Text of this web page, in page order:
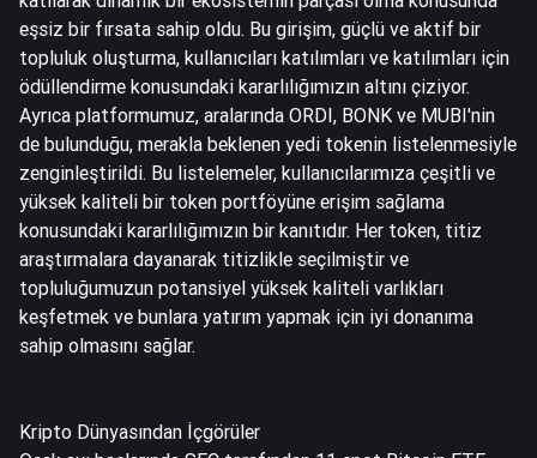
eşsiz bir fırsata sahip oldu. Bu girişim, güçlü ve aktif bir
topluluk oluşturma, kullanıcıları katılımları ve katılımları için
ödüllendirme konusundaki kararlılığımızın altını çiziyor.
Ayrıca platformumuz, aralarında ORDI, BONK ve MUBI'nin
de bulunduğu, merakla beklenen yedi tokenin listelenmesiyle
zenginleştirildi. Bu listelemeler, kullanıcılarımıza çeşitli ve
yüksek kaliteli bir token portföyüne erişim sağlama
konusundaki kararlılığımızın bir kanıtıdır. Her token, titiz
araştırmalara dayanarak titizlikle seçilmiştir ve
topluluğumuzun potansiyel yüksek kaliteli varlıkları
keşfetmek ve bunlara yatırım yapmak için iyi donanıma
sahip olmasını sağlar.
Kripto Dünyasından İçgörüler